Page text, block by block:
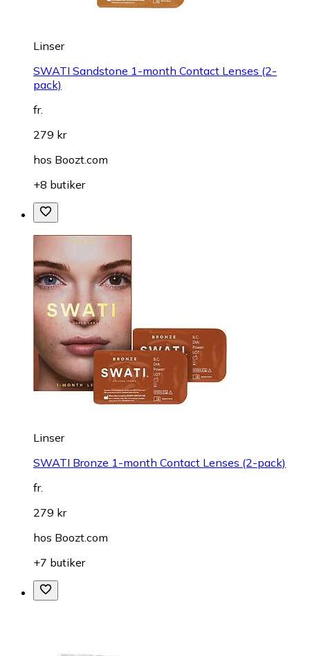
Linser
SWATI Sandstone 1-month Contact Lenses (2-
pack)
fr.
279 kr
hos Boozt.com
+8 butiker
Linser
SWATI Bronze 1-month Contact Lenses (2-pack)
fr.
279 kr
hos Boozt.com
+7 butiker